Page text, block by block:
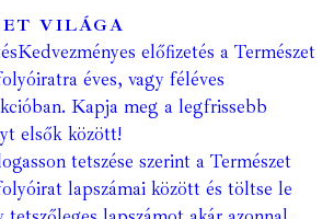
VILÁGA
Kedvezményes előfizetés a Természet
éves, vagy féléves
Kapja meg a legfrissebb
elsők között!
tetszése szerint a Természet
lapszámai között és töltse le